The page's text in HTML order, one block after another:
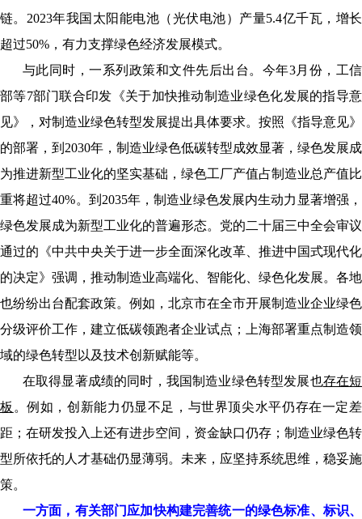
链。2023年我国太阳能电池（光伏电池）产量5.4亿千瓦，增长
超过50%，有力支撑绿色经济发展模式。
与此同时，一系列 政策和文件先后出台。今年3月份，工信
部等7部门联合印发《关于加快推动制造业绿色化发展的指导意
见》，对制造业绿色转型发展提出具体要求。按照《指导意见》
的部署，到2030年，制造业绿色低碳转型成效显著，绿色发展成
为推进新型工业化的坚实基础，绿色工厂产值占制造业总产值比
重将超过40%。到2035年，制造业绿色发展内生动力显著增强，
绿色发展成为新型工业化的普遍形态。党的二十届三中全会审议
通过的《中共中央关于进一步全面深化改革、推进中国式现代化
的决定》强调，推动制造业高端化、智能化、绿色化发展。各地
也纷纷出台配套政策。例如，北京市在全市开展制造业企业绿色
分级评价工作，建立低碳领跑者企业试点；上海部署重点制造领
域的绿色转型以及技术创新赋能等。
在取得显著成绩的同时，我国制造业绿色转型发展也存在短
板 。例如，创新能力仍显不足，与世界顶尖水平仍存在一定差
距；在研发投入上还有进步空间，资金缺口仍存；制造业绿色转
型所依托的人才基础仍显薄弱。未来，应坚持系统思维，稳妥施
策。
一方面，有关部门应加快构建完善统一的绿色标准、标识、